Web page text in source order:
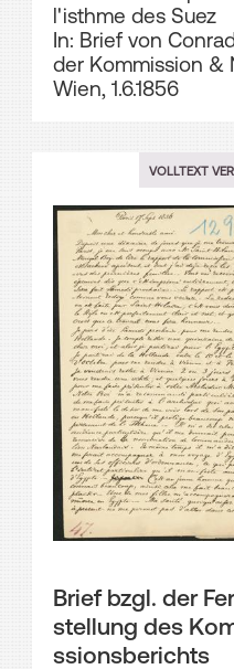
l'isthme des Suez
In: Brief von
der Kommission &
Wien, 1.6.1856
VOLLTEXT
Brief bzgl. der
stellung des
ssionsberichts